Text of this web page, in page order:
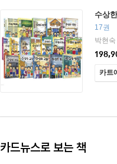
수상
17권
박현
카트
카드뉴스로 보는 책